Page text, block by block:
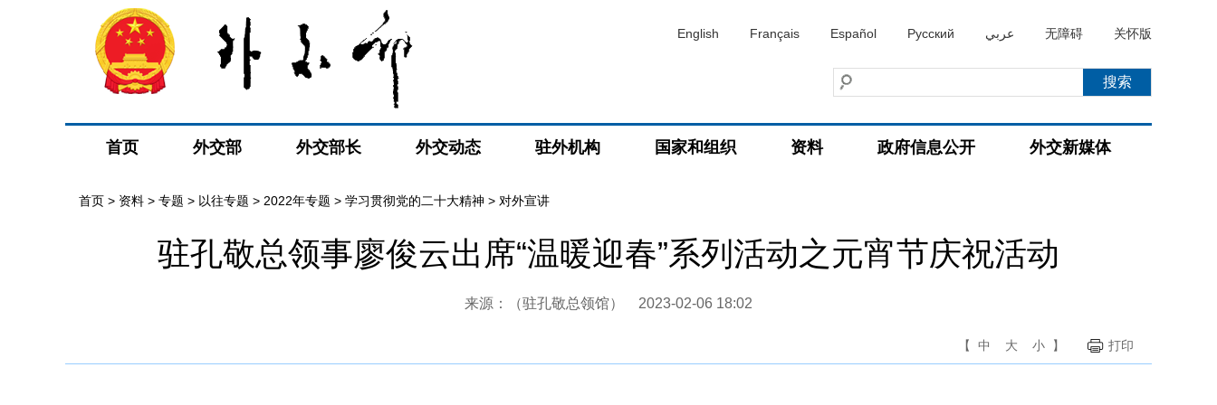
English Français Español Русский عربي 无障碍 关怀版
首页 外交部 外交部长 外交动态 驻外机构 国家和组织 资料 政府信息公开 外交新媒体
首页 > 资料 > 专题 > 以往专题 > 2022年专题 > 学习贯彻党的二十大精神 > 对外宣讲
驻孔敬总领事廖俊云出席“温暖迎春”系列活动之元宵节庆祝活动
来源：（驻孔敬总领馆） 2023-02-06 18:02
【 中 大 小 】 打印